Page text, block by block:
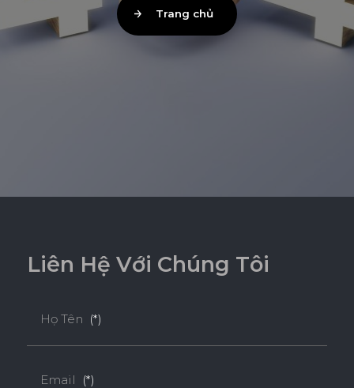
Trang chủ
Liên Hệ Với Chúng Tôi
Họ Tên (*)
Email (*)